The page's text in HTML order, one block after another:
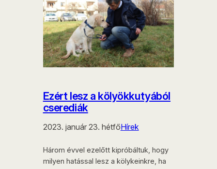
Ezért lesz a kölyökkutyából
cserediák
2023. január 23. hétfőHírek
Három évvel ezelőtt kipróbáltuk, hogy
milyen hatással lesz a kölykeinkre, ha